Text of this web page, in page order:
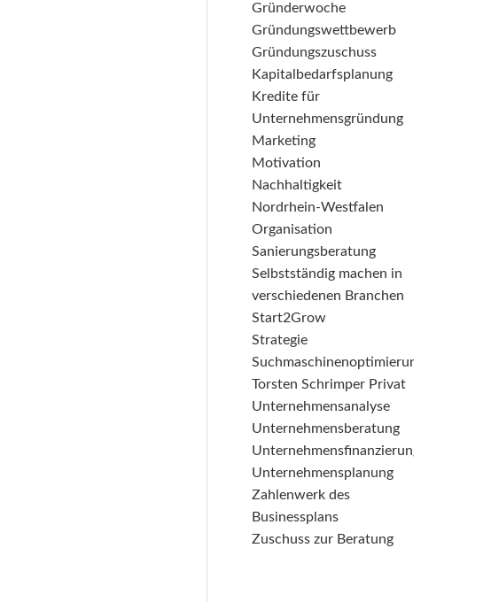
Gründerwoche
Gründungswettbewerb
Gründungszuschuss
Kapitalbedarfsplanung
Kredite für
Unternehmensgründung
Marketing
Motivation
Nachhaltigkeit
Nordrhein-Westfalen
Organisation
Sanierungsberatung
Selbstständig machen in
verschiedenen Branchen
Start2Grow
Strategie
Suchmaschinenoptimierung
Torsten Schrimper Privat
Unternehmensanalyse
Unternehmensberatung
Unternehmensfinanzierung
Unternehmensplanung
Zahlenwerk des
Businessplans
Zuschuss zur Beratung